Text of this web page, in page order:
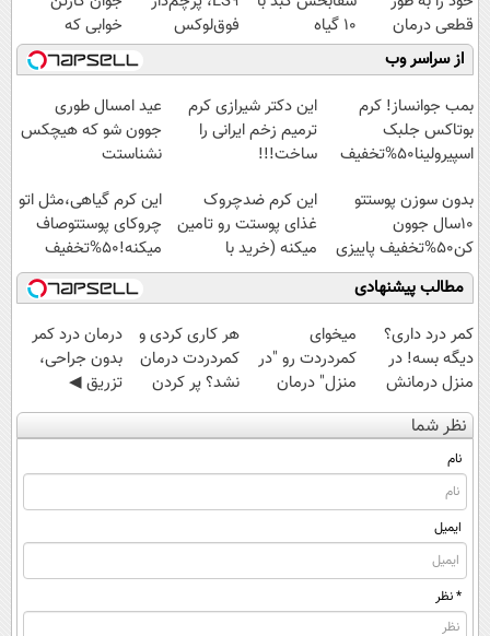
قطعی درمان
کنید!
◗پرسش‌نامه◖
10 گیاه
موثر(تخفیف تا
امشب)
فوق‌لوکس
EREV وارد بازار
ایران شد
خوابی که
میلیاردر شد.
آموزش رایگان
از سراسر وب
بمب جوانساز! کرم
بوتاکس جلبک
اسپیرولینا50%تخفیف
این دکتر شیرازی کرم
ترمیم زخم ایرانی را
ساخت!!!
عید امسال طوری
جوون شو که هیچکس
نشناستت
بدون سوزن پوستتو
10سال جوون
کن50%تخفیف پاییزی
این کرم ضدچروک
غذای پوستت رو تامین
میکنه (خرید با
40%تخفیف)
این کرم گیاهی،مثل اتو
چروکای پوستتوصاف
میکنه!50%تخفیف
مطالب پیشنهادی
کمر درد داری؟
دیگه بسه! در
منزل درمانش
کن
(◀پرسش‌نامه)
میخوای
کمردردت رو "در
منزل" درمان
کنی؟ (◂فیلم +
◂پرسش‌نامه)
هر کاری کردی و
کمردردت درمان
نشد؟ پر کردن
پرسشنامه و
دریافت راه حل
درمان درد کمر
بدون جراحی،
تزریق ◀
پرسش‌نامه رو پر
کن ▶
نظر شما
نام
ایمیل
* نظر